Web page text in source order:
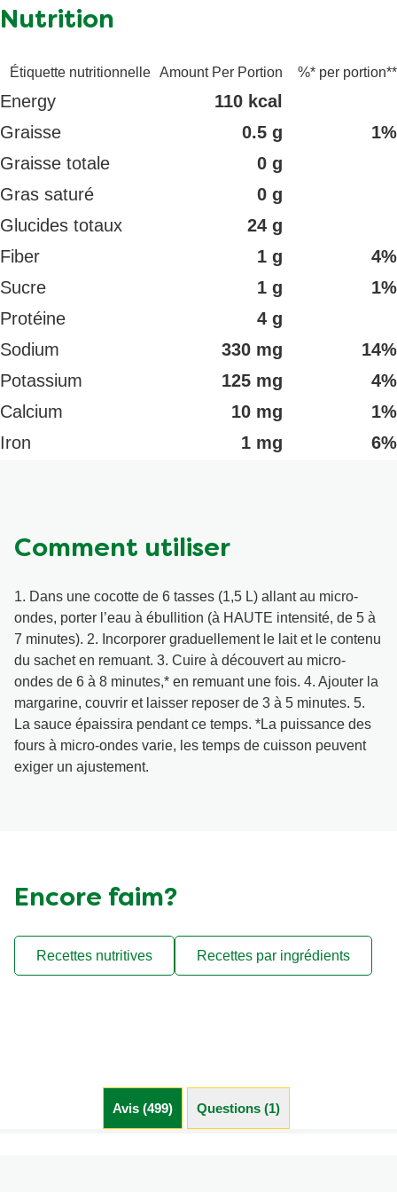
Nutrition
Étiquette nutritionnelle Amount Per Portion %* per portion**
Energy
110 kcal
Graisse
0.5 g
1%
Graisse totale
0 g
Gras saturé
0 g
Glucides totaux
24 g
Fiber
1 g
4%
Sucre
1 g
1%
Protéine
4 g
Sodium
330 mg
14%
Potassium
125 mg
4%
Calcium
10 mg
1%
Iron
1 mg 6%
Comment utiliser
1. Dans une cocotte de 6 tasses (1,5 L) allant au micro-
ondes, porter l’eau à ébullition (à HAUTE intensité, de 5 à
7 minutes). 2. Incorporer graduellement le lait et le contenu
du sachet en remuant. 3. Cuire à découvert au micro-
ondes de 6 à 8 minutes,* en remuant une fois. 4. Ajouter la
margarine, couvrir et laisser reposer de 3 à 5 minutes. 5.
La sauce épaissira pendant ce temps. *La puissance des
fours à micro-ondes varie, les temps de cuisson peuvent
exiger un ajustement.
Encore faim?
Recettes nutritives Recettes par ingrédients
Avis (499) Questions (1)